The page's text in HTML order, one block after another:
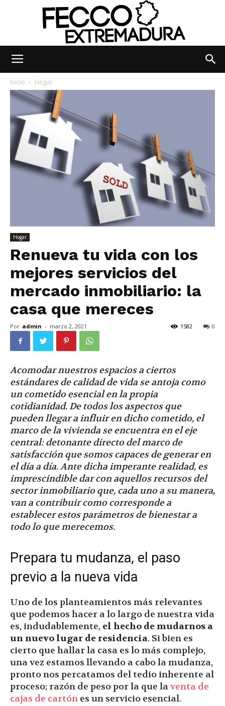
Digital
Extremadura
Inicio Hogar
Hogar
Renueva tu vida con los
mejores servicios del
mercado inmobiliario: la
casa que mereces
Por admin - marzo 2, 2021 0
1582
Acomodar nuestros espacios a ciertos
estándares de calidad de vida se antoja como
un cometido esencial en la propia
cotidianidad. De todos los aspectos que
pueden llegar a influir en dicho cometido, el
marco de la vivienda se encuentra en el eje
central: detonante directo del marco de
satisfacción que somos capaces de generar en
el día a día. Ante dicha imperante realidad, es
imprescindible dar con aquellos recursos del
sector inmobiliario que, cada uno a su manera,
van a contribuir como corresponde a
establecer estos parámetros de bienestar a
todo lo que merecemos.
Prepara tu mudanza, el paso
previo a la nueva vida
Uno de los planteamientos más relevantes
que podemos hacer a lo largo de nuestra vida
es, indudablemente, el hecho de mudarnos a
un nuevo lugar de residencia. Si bien es
cierto que hallar la casa es lo más complejo,
una vez estamos llevando a cabo la mudanza,
pronto nos percatamos del tedio inherente al
proceso; razón de peso por la que laventa de
cajas de cartón es un servicio esencial.